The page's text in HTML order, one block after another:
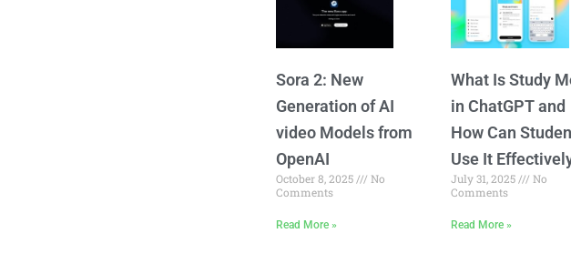
Sora 2: New
Generation of AI
video Models from
OpenAI
October 8, 2025
No
Comments
Read More »
What Is Study
in ChatGPT and
How Can
Use It
July 31, 2025
No
Comments
Read More »